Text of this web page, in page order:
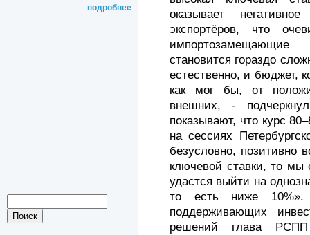
подробнее
оказывает
экспортёров, что
становится гораздо
естественно, и бюджет,
как мог бы, от
внешних, -
показывают, что курс
на сессиях
безусловно, позитивно
ключевой ставки, то мы
удастся выйти на
то есть ниже
поддерживающих
решений глава РСПП